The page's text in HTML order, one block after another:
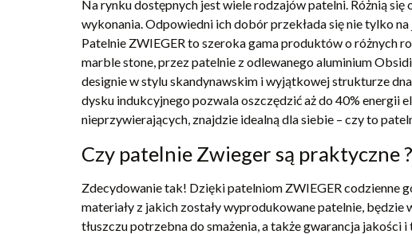
Na rynku dostępnych jest wiele rodzajów patelni. Różnią
wykonania. Odpowiedni ich dobór przekłada się nie tylko
Patelnie ZWIEGER to szeroka gama produktów o różnych
marble stone, przez patelnie z odlewanego aluminium
designie w stylu skandynawskim i wyjątkowej strukturze
dysku indukcyjnego pozwala oszczędzić aż do 40% energii
nieprzywierających, znajdzie idealną dla siebie – czy to
Czy patelnie Zwieger są praktyczne ?
Zdecydowanie tak! Dzięki patelniom ZWIEGER codzienne
materiały z jakich zostały wyprodukowane patelnie,
tłuszczu potrzebna do smażenia, a także gwarancja jakości